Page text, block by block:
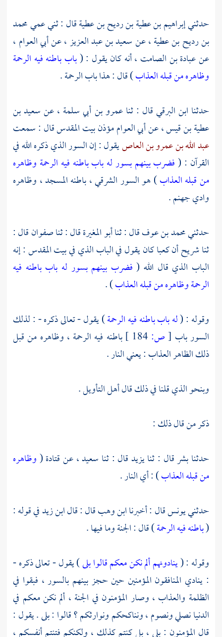
حدثنيإبراهيم بن عطية بن رديح بن عطيةقال : ثني عميمحمد
بن رديح بن عطية، عنسعيد بن عبد العزيز، عنأبي العوام ،
عنعبادة بن الصامت ، أنه كان يقول : (باب باطنه فيه الرحمة
وظاهره من قبله العذاب) قال : هذا باب الرحمة .
حدثنا ابن البرقيقال : ثناعمرو بن أبي سلمة ، عنسعيد بن
عطية بن قيس، عنأبي العوام مؤذن بيت المقدسقال : سمعت
عبد الله بن عمرو بن العاصيقول : إن السور الذي ذكره الله في
القرآن : (فضرب بينهم بسور له باب باطنه فيه الرحمة وظاهره
من قبله العذاب) هو السور الشرقي ، باطنه المسجد ، وظاهره
وادي جهنم.
حدثنيمحمد بن عوفقال : ثناأبو المغيرةقال : ثناصفوانقال :
ثناشريحأنكعباكان يقول في الباب الذي فيبيت المقدس: إنه
الباب الذي قال الله ( فضرب بينهم بسور له باب باطنه فيه
الرحمة وظاهره من قبله العذاب) .
وقوله : (له باب باطنه فيه الرحمة) يقول - تعالى ذكره - : لذلك
السور باب [ص:
باطنه فيه الرحمة ، وظاهره من قبل
ذلك الظاهر العذاب : يعني النار .
وبنحو الذي قلنا في ذلك قال أهل التأويل .
ذكر من قال ذلك :
حدثنابشرقال : ثنايزيدقال : ثنا سعيد، عنقتادة(وظاهره
من قبله العذاب) : أي النار .
حدثنييونسقال : أخبرناابن وهبقال : قالابن زيدفي قوله :
(باطنه فيه الرحمة) قال : الجنة وما فيها .
وقوله : (ينادونهم ألم نكن معكم قالوا بلى) يقول - تعالى ذكره -
: ينادي المنافقون المؤمنين حين حجز بينهم بالسور ، فبقوا في
الظلمة والعذاب ، وصار المؤمنون في الجنة ، ألم نكن معكم في
الدنيا نصلي ونصوم ، ونناكحكم ونوارثكم ؟ قالوا : بلى . يقول :
قال المؤمنون : بلى ، بل كنتم كذلك ، ولكنكم فتنتم أنفسكم ،